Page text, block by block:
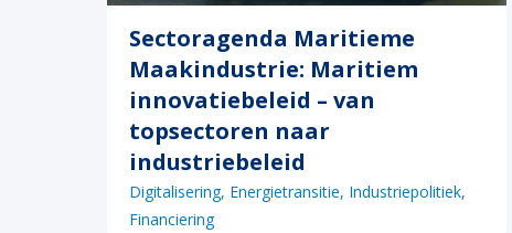
Sectoragenda Maritieme
Maakindustrie: Maritiem
innovatiebeleid – van
topsectoren naar
industriebeleid
Digitalisering Energietransitie Industriepolitiek
Financiering